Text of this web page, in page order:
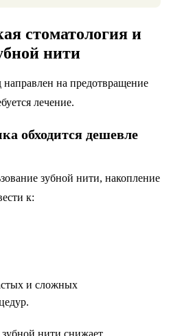
стоматология и
нити
направлен на предотвращение
лечение.
обходится дешевле
зубной нити, накопление
к:
и сложных